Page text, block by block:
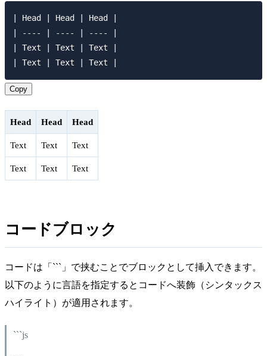
| Head | Head | Head |
| ---- | ---- | ---- |
| Text | Text | Text |
Copy
Head Head Head
Text Text Text
Text Text Text
コードブロック
コードは「```」で挟むことでブロックとして挿入できます。
以下のように言語を指定するとコードへ装飾（シンタックス
ハイライト）が適用されます。
```js